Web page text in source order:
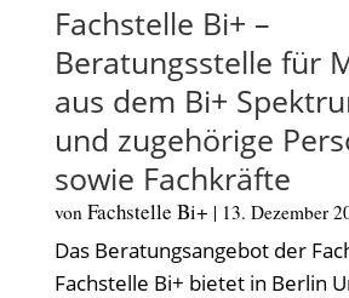
Fachstelle Bi+ –
Beratungsstelle für
aus dem Bi+
und zugehörige
sowie Fachkräfte
von Fachstelle Bi+ | 13. Dezember
Das Beratungsangebot der
Fachstelle Bi+ bietet in Berlin